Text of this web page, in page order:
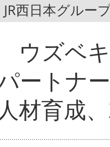
JR西日本グルー
ウズベ
ートナ
材育成